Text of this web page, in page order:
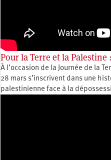
Pour la Terre et la Palestine
À l’occasion de la Journée de la
28 mars s’inscrivent dans une
palestinienne face à la